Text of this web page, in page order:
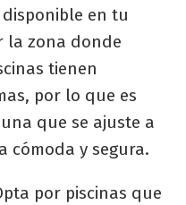
en tu
la zona donde
tienen
por lo que es
que se ajuste a
cómoda y segura.
por piscinas que